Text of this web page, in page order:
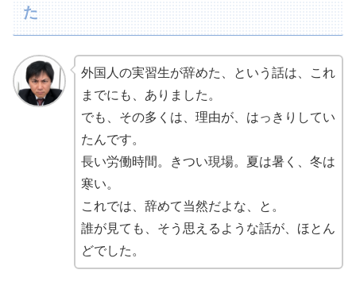
た
外国人の実習生が辞めた、という話は、これ
までにも、ありました。
でも、その多くは、理由が、はっきりしてい
たんです。
長い労働時間。きつい現場。夏は暑く、冬は
寒い。
これでは、辞めて当然だよな、と。
誰が見ても、そう思えるような話が、ほとん
どでした。